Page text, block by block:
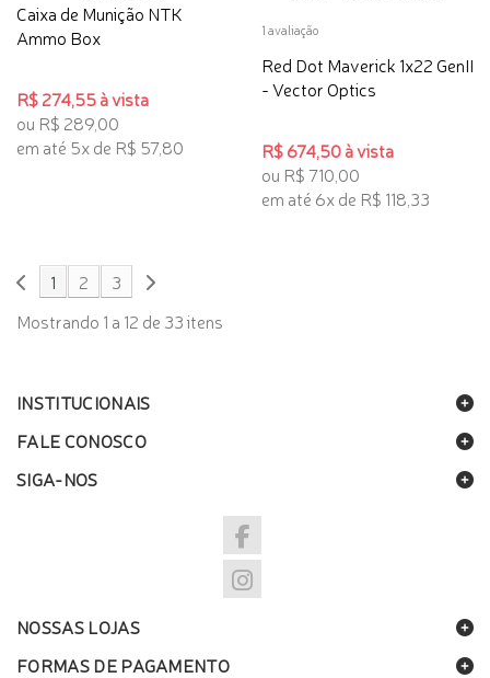
Caixa de Munição NTK
Ammo Box
R$ 274,55 à vista
ou R$ 289,00
em até 5x de R$ 57,80
1 avaliação
Red Dot Maverick 1x22 GenII
- Vector Optics
R$ 674,50 à vista
ou R$ 710,00
em até 6x de R$ 118,33
1 2
3
Mostrando 1 a 12 de 33 itens
INSTITUCIONAIS
FALE CONOSCO
SIGA-NOS
NOSSAS LOJAS
FORMAS DE PAGAMENTO